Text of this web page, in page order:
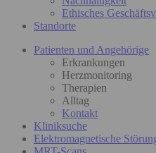
Ethisches
Standorte
Patienten und Angehörige
Erkrankungen
Herzmonitoring
Therapien
Alltag
Kontakt
Kliniksuche
Elektromagnetische